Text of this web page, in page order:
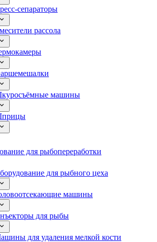
сепараторы
рассола
машины
для рыбопереработки
для рыбного цеха
машины
для рыбы
для удаления мелкой кости